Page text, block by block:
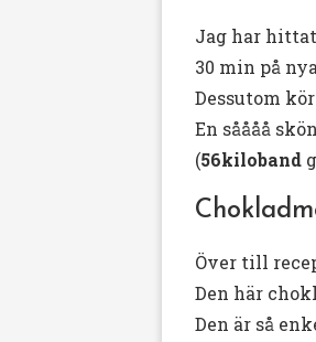
Jag har
30 min på
Dessutom
En såååå
(56kiloband
Över till
Den här
Den är så